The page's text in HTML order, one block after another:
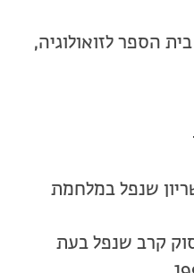
הספר לזואולוגיה,
שנפל במלחמת
קרב שנפל בעת